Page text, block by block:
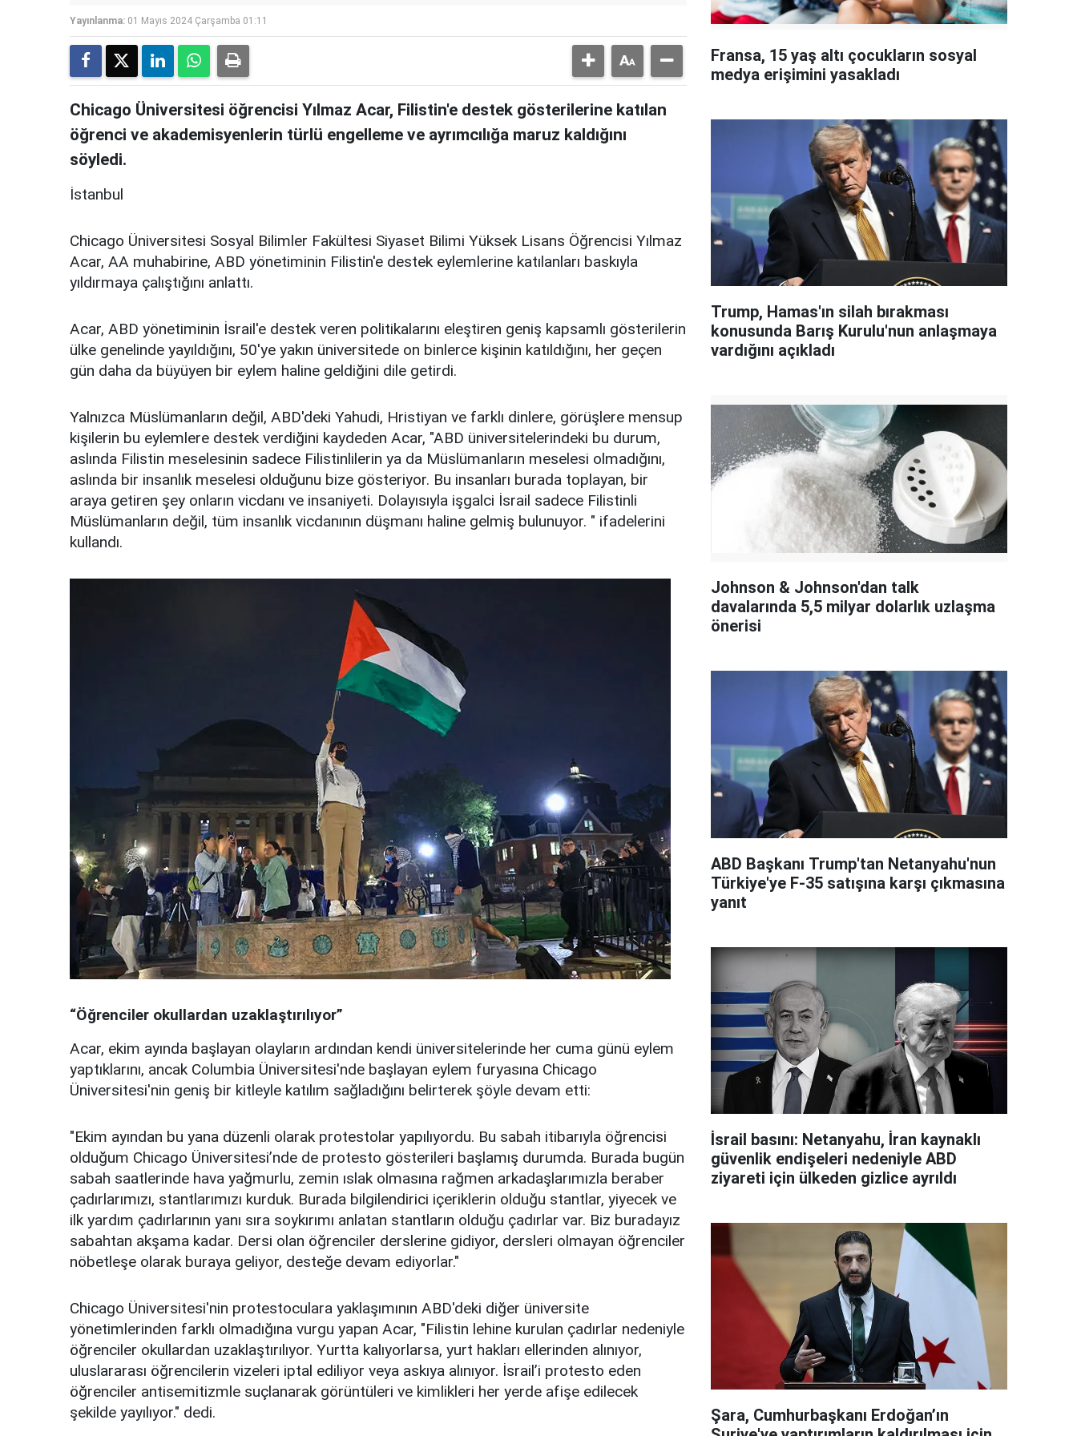
Yayınlanma: 01 Mayıs 2024 Çarşamba 01:11
Chicago Üniversitesi öğrencisi Yılmaz Acar, Filistin'e destek gösterilerine katılan
öğrenci ve akademisyenlerin türlü engelleme ve ayrımcılığa maruz kaldığını
söyledi.
İstanbul
Chicago Üniversitesi Sosyal Bilimler Fakültesi Siyaset Bilimi Yüksek Lisans Öğrencisi Yılmaz
Acar, AA muhabirine, ABD yönetiminin Filistin'e destek eylemlerine katılanları baskıyla
yıldırmaya çalıştığını anlattı.
Acar, ABD yönetiminin İsrail'e destek veren politikalarını eleştiren geniş kapsamlı gösterilerin
ülke genelinde yayıldığını, 50'ye yakın üniversitede on binlerce kişinin katıldığını, her geçen
gün daha da büyüyen bir eylem haline geldiğini dile getirdi.
Yalnızca Müslümanların değil, ABD'deki Yahudi, Hristiyan ve farklı dinlere, görüşlere mensup
kişilerin bu eylemlere destek verdiğini kaydeden Acar, "ABD üniversitelerindeki bu durum,
aslında Filistin meselesinin sadece Filistinlilerin ya da Müslümanların meselesi olmadığını,
aslında bir insanlık meselesi olduğunu bize gösteriyor. Bu insanları burada toplayan, bir
araya getiren şey onların vicdanı ve insaniyeti. Dolayısıyla işgalci İsrail sadece Filistinli
Müslümanların değil, tüm insanlık vicdanının düşmanı haline gelmiş bulunuyor. " ifadelerini
kullandı.
“Öğrenciler okullardan uzaklaştırılıyor”
Acar, ekim ayında başlayan olayların ardından kendi üniversitelerinde her cuma günü eylem
yaptıklarını, ancak Columbia Üniversitesi'nde başlayan eylem furyasına Chicago
Üniversitesi'nin geniş bir kitleyle katılım sağladığını belirterek şöyle devam etti:
"Ekim ayından bu yana düzenli olarak protestolar yapılıyordu. Bu sabah itibarıyla öğrencisi
olduğum Chicago Üniversitesi’nde de protesto gösterileri başlamış durumda. Burada bugün
sabah saatlerinde hava yağmurlu, zemin ıslak olmasına rağmen arkadaşlarımızla beraber
çadırlarımızı, stantlarımızı kurduk. Burada bilgilendirici içeriklerin olduğu stantlar, yiyecek ve
ilk yardım çadırlarının yanı sıra soykırımı anlatan stantların olduğu çadırlar var. Biz buradayız
sabahtan akşama kadar. Dersi olan öğrenciler derslerine gidiyor, dersleri olmayan öğrenciler
nöbetleşe olarak buraya geliyor, desteğe devam ediyorlar."
Chicago Üniversitesi'nin protestoculara yaklaşımının ABD'deki diğer üniversite
yönetimlerinden farklı olmadığına vurgu yapan Acar, "Filistin lehine kurulan çadırlar nedeniyle
öğrenciler okullardan uzaklaştırılıyor. Yurtta kalıyorlarsa, yurt hakları ellerinden alınıyor,
uluslararası öğrencilerin vizeleri iptal ediliyor veya askıya alınıyor. İsrail’i protesto eden
öğrenciler antisemitizmle suçlanarak görüntüleri ve kimlikleri her yerde afişe edilecek
şekilde yayılıyor." dedi.
Fransa, 15 yaş altı çocukların sosyal
medya erişimini yasakladı
Trump, Hamas'ın silah bırakması
konusunda Barış Kurulu'nun anlaşmaya
vardığını açıkladı
Johnson & Johnson'dan talk
davalarında 5,5 milyar dolarlık uzlaşma
önerisi
ABD Başkanı Trump'tan Netanyahu'nun
Türkiye'ye F-35 satışına karşı çıkmasına
yanıt
İsrail basını: Netanyahu, İran kaynaklı
güvenlik endişeleri nedeniyle ABD
ziyareti için ülkeden gizlice ayrıldı
Şara, Cumhurbaşkanı Erdoğan’ın